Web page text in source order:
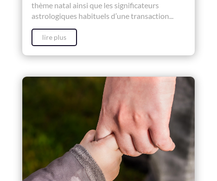
thème natal ainsi que les significateurs
astrologiques habituels d’une transaction...
lire plus